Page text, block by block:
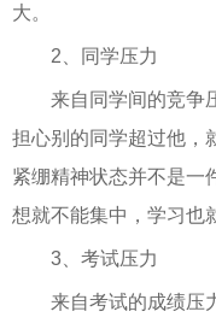
大。
2、同学压力
来自同学间的竞争
担心别的同学超过他，
紧绷精神状态并不是一
想就不能集中，学习也
3、考试压力
来自考试的成绩压